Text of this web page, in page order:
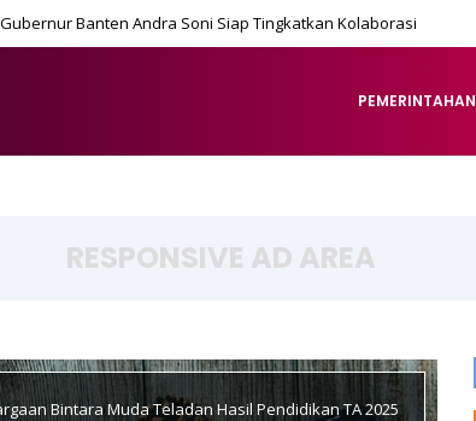
Banten Andra Soni Siap Tingkatkan Kolaborasi
PEMERINTAHAN
RESPONSIVE AD AREA
Bintara Muda Teladan Hasil Pendidikan TA 2025